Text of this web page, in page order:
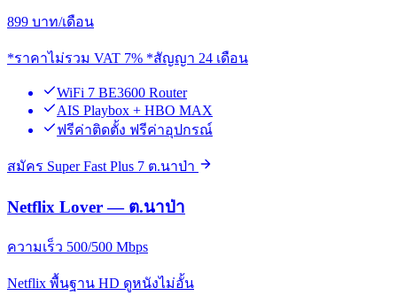
899 บาท/เดือน
*ราคาไม่รวม VAT 7% *สัญญา 24 เดือน
WiFi 7 BE3600 Router
AIS Playbox + HBO MAX
ฟรีค่าติดตั้ง ฟรีค่าอุปกรณ์
สมัคร Super Fast Plus 7 ต.นาป่า
Netflix Lover — ต.นาป่า
ความเร็ว 500/500 Mbps
Netflix พื้นฐาน HD ดูหนังไม่อั้น